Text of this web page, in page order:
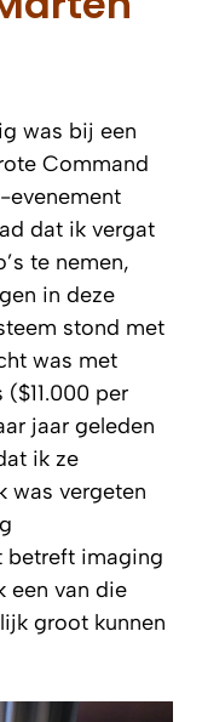
was bij een
Command
evenement
dat ik vergat
te nemen,
in deze
stond met
was met
per
jaar geleden
ik ze
was vergeten
betreft imaging
een van die
groot kunnen